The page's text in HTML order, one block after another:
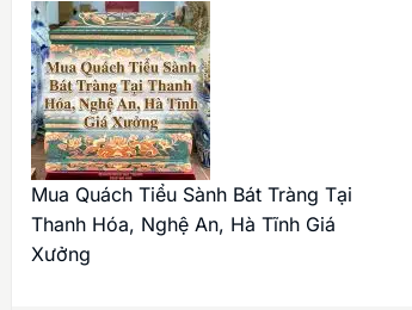
Mua Quách Tiểu Sành Bát Tràng Tại
Thanh Hóa, Nghệ An, Hà Tĩnh Giá
Xưởng